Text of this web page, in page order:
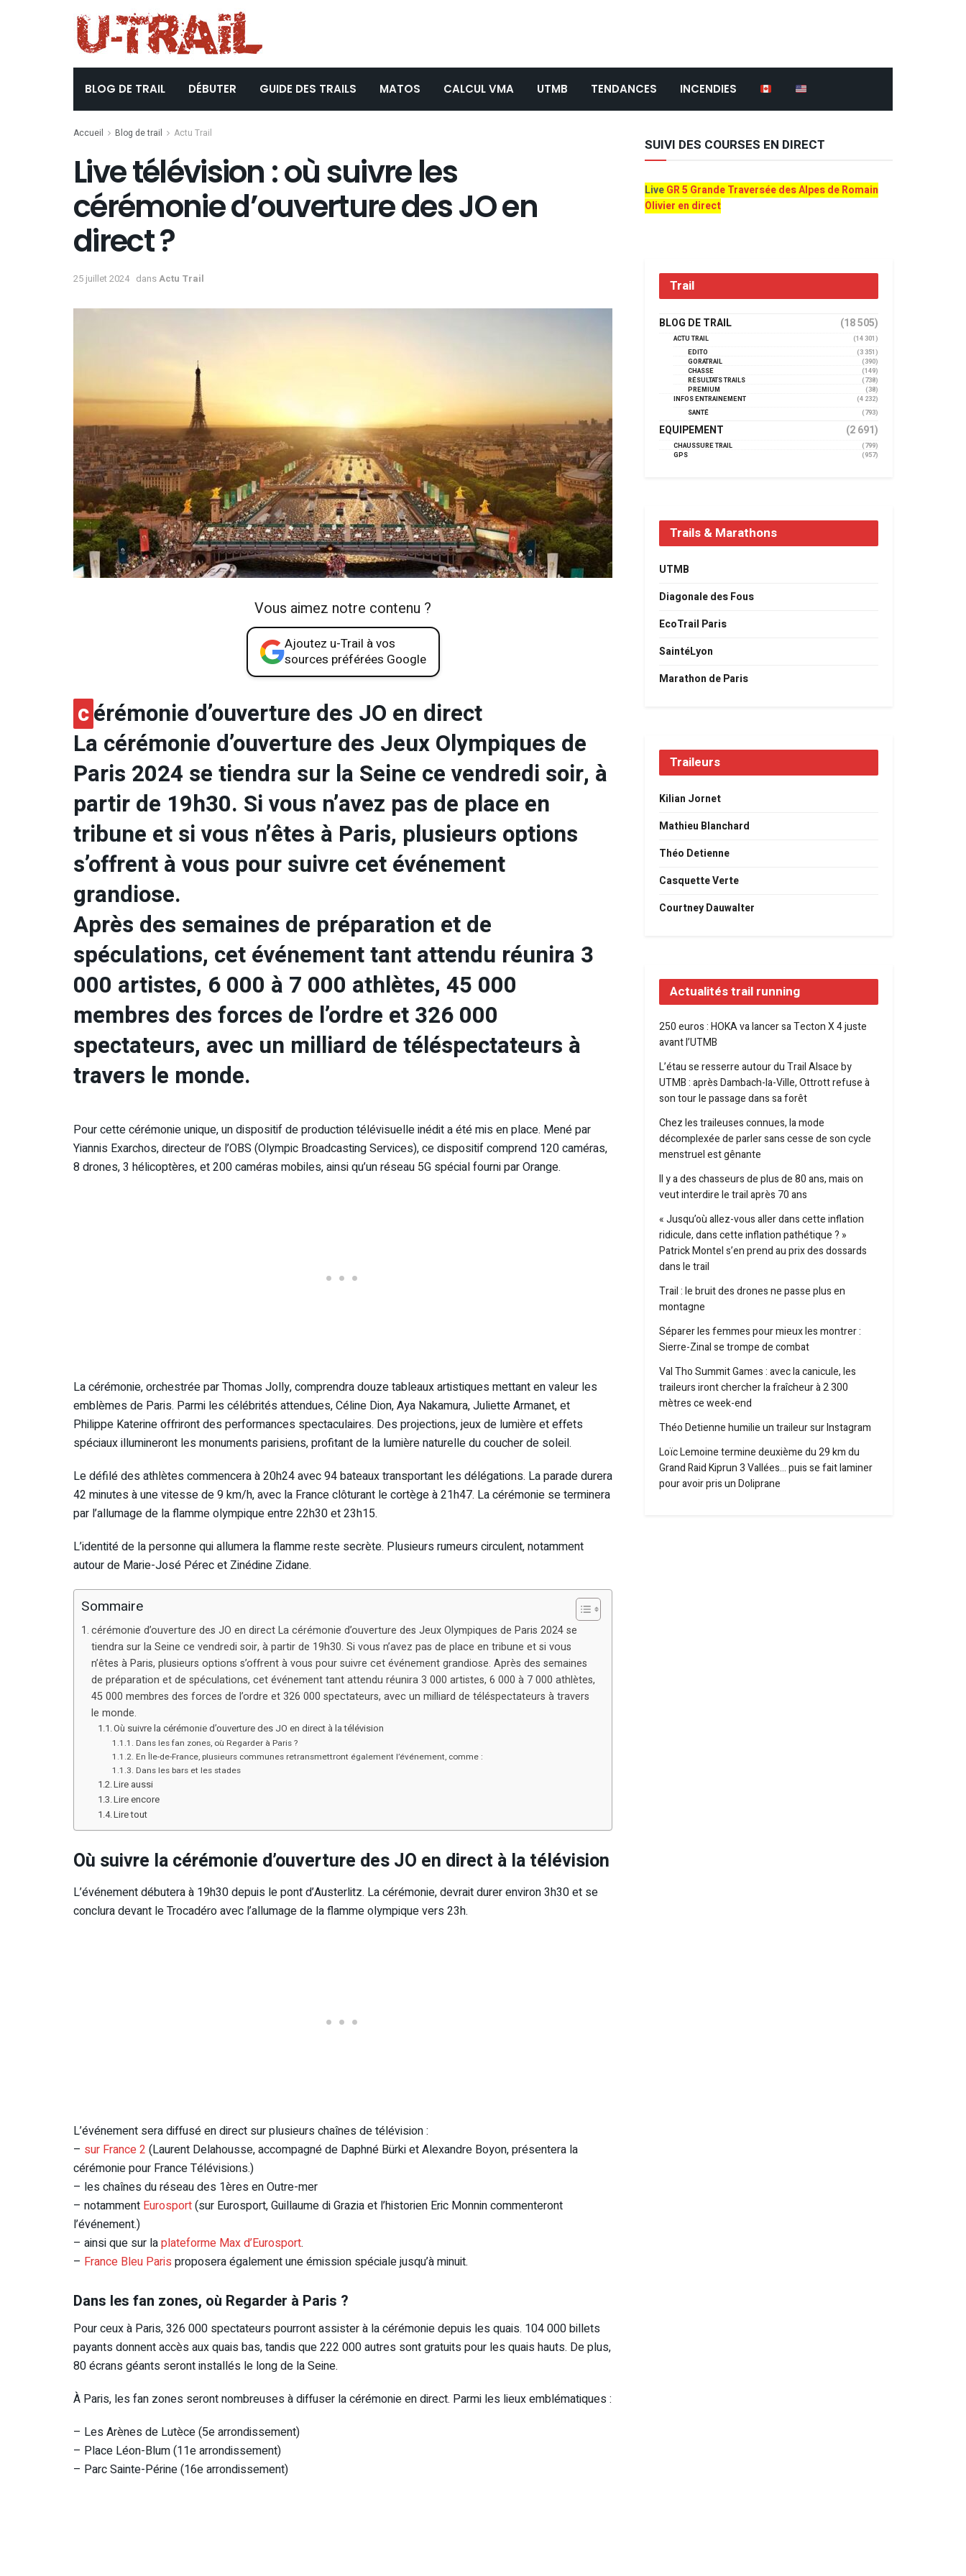
BLOG DE TRAIL DÉBUTER GUIDE DES TRAILS MATOS CALCUL VMA UTMB TENDANCES INCENDIES
Accueil Blog de trail Actu Trail
Live télévision : où suivre les
cérémonie d’ouverture des JO en
direct ?
25 juillet 2024 dansActu Trail
Vous aimez notre contenu ?
Ajoutez u-Trail à vos
sources préférées Google
cérémonie d’ouverture des JO en direct
La cérémonie d’ouverture des Jeux Olympiques de
Paris 2024 se tiendra sur la Seine ce vendredi soir, à
partir de 19h30. Si vous n’avez pas de place en
tribune et si vous n’êtes à Paris, plusieurs options
s’offrent à vous pour suivre cet événement
grandiose.
Après des semaines de préparation et de
spéculations, cet événement tant attendu réunira 3
000 artistes, 6 000 à 7 000 athlètes, 45 000
membres des forces de l’ordre et 326 000
spectateurs, avec un milliard de téléspectateurs à
travers le monde.
Pour cette cérémonie unique, un dispositif de production télévisuelle inédit a été mis en place. Mené par
Yiannis Exarchos, directeur de l’OBS (Olympic Broadcasting Services), ce dispositif comprend 120 caméras,
8 drones, 3 hélicoptères, et 200 caméras mobiles, ainsi qu’un réseau 5G spécial fourni par Orange.
La cérémonie, orchestrée par Thomas Jolly, comprendra douze tableaux artistiques mettant en valeur les
emblèmes de Paris. Parmi les célébrités attendues, Céline Dion, Aya Nakamura, Juliette Armanet, et
Philippe Katerine offriront des performances spectaculaires. Des projections, jeux de lumière et effets
spéciaux illumineront les monuments parisiens, profitant de la lumière naturelle du coucher de soleil.
Le défilé des athlètes commencera à 20h24 avec 94 bateaux transportant les délégations. La parade durera
42 minutes à une vitesse de 9 km/h, avec la France clôturant le cortège à 21h47. La cérémonie se terminera
par l’allumage de la flamme olympique entre 22h30 et 23h15.
L’identité de la personne qui allumera la flamme reste secrète. Plusieurs rumeurs circulent, notamment
autour de Marie-José Pérec et Zinédine Zidane.
Sommaire
cérémonie d’ouverture des JO en direct La cérémonie d’ouverture des Jeux Olympiques de Paris 2024 se
tiendra sur la Seine ce vendredi soir, à partir de 19h30. Si vous n’avez pas de place en tribune et si vous
n’êtes à Paris, plusieurs options s’offrent à vous pour suivre cet événement grandiose. Après des semaines
de préparation et de spéculations, cet événement tant attendu réunira 3 000 artistes, 6 000 à 7 000 athlètes,
45 000 membres des forces de l’ordre et 326 000 spectateurs, avec un milliard de téléspectateurs à travers
le monde.
Où suivre la cérémonie d’ouverture des JO en direct à la télévision
Dans les fan zones, où Regarder à Paris ?
En Île-de-France, plusieurs communes retransmettront également l’événement, comme :
Dans les bars et les stades
Lire aussi
Lire encore
Lire tout
Où suivre la cérémonie d’ouverture des JO en direct à la télévision
L’événement débutera à 19h30 depuis le pont d’Austerlitz. La cérémonie, devrait durer environ 3h30 et se
conclura devant le Trocadéro avec l’allumage de la flamme olympique vers 23h.
L’événement sera diffusé en direct sur plusieurs chaînes de télévision :
– sur France 2 (Laurent Delahousse, accompagné de Daphné Bürki et Alexandre Boyon, présentera la
cérémonie pour France Télévisions.)
– les chaînes du réseau des 1ères en Outre-mer
– notamment Eurosport(sur Eurosport, Guillaume di Grazia et l’historien Eric Monnin commenteront
l’événement.)
– ainsi que sur laplateforme Max d’Eurosport.
– France Bleu Paris proposera également une émission spéciale jusqu’à minuit.
Dans les fan zones, où Regarder à Paris ?
Pour ceux à Paris, 326 000 spectateurs pourront assister à la cérémonie depuis les quais. 104 000 billets
payants donnent accès aux quais bas, tandis que 222 000 autres sont gratuits pour les quais hauts. De plus,
80 écrans géants seront installés le long de la Seine.
À Paris, les fan zones seront nombreuses à diffuser la cérémonie en direct. Parmi les lieux emblématiques :
– Les Arènes de Lutèce (5e arrondissement)
– Place Léon-Blum (11e arrondissement)
– Parc Sainte-Périne (16e arrondissement)
SUIVI DES COURSES EN DIRECT
LiveGR 5 Grande Traversée des Alpes de Romain
Olivier en direct
Trail
BLOG DE TRAIL (18 505)
ACTU TRAIL
(14 301)
EDITO
(3 351)
GORATRAIL
(390)
CHASSE
(149)
RÉSULTATS TRAILS
(738)
PREMIUM
(38)
INFOS ENTRAINEMENT
(4 232)
SANTÉ
(793)
EQUIPEMENT (2 691)
CHAUSSURE TRAIL
(799)
GPS
(957)
Trails & Marathons
UTMB
Diagonale des Fous
EcoTrail Paris
SaintéLyon
Marathon de Paris
Traileurs
Kilian Jornet
Mathieu Blanchard
Théo Detienne
Casquette Verte
Courtney Dauwalter
Actualités trail running
250 euros : HOKA va lancer sa Tecton X 4 juste
avant l’UTMB
L’étau se resserre autour du Trail Alsace by
UTMB : après Dambach-la-Ville, Ottrott refuse à
son tour le passage dans sa forêt
Chez les traileuses connues, la mode
décomplexée de parler sans cesse de son cycle
menstruel est gênante
Il y a des chasseurs de plus de 80 ans, mais on
veut interdire le trail après 70 ans
« Jusqu’où allez-vous aller dans cette inflation
ridicule, dans cette inflation pathétique ? »
Patrick Montel s’en prend au prix des dossards
dans le trail
Trail : le bruit des drones ne passe plus en
montagne
Séparer les femmes pour mieux les montrer :
Sierre-Zinal se trompe de combat
Val Tho Summit Games : avec la canicule, les
traileurs iront chercher la fraîcheur à 2 300
mètres ce week-end
Théo Detienne humilie un traileur sur Instagram
Loïc Lemoine termine deuxième du 29 km du
Grand Raid Kiprun 3 Vallées… puis se fait laminer
pour avoir pris un Doliprane